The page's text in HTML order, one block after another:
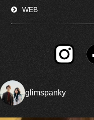
WEB
glimspanky